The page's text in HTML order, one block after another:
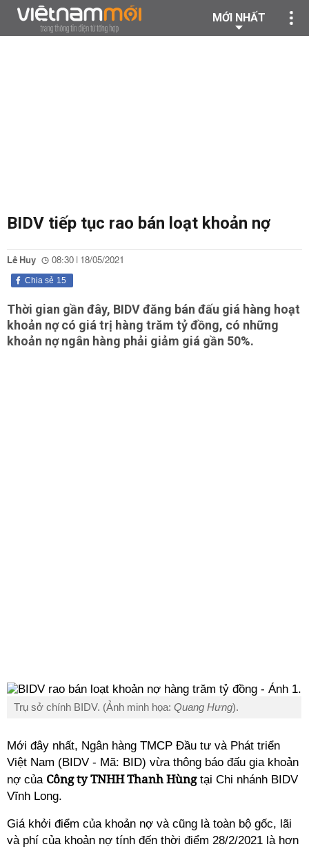
MỚI NHẤT
BIDV tiếp tục rao bán loạt khoản nợ
Lê Huy 08:30 | 18/05/2021
15
Chia sẻ
Thời gian gần đây, BIDV đăng bán đấu giá hàng hoạt
khoản nợ có giá trị hàng trăm tỷ đồng, có những
khoản nợ ngân hàng phải giảm giá gần 50%.
Trụ sở chính BIDV. (Ảnh minh họa: Quang Hưng).
Mới đây nhất, Ngân hàng TMCP Đầu tư và Phát triển
Việt Nam (BIDV - Mã: BID) vừa thông báo đấu gia khoản
nợ của Công ty TNHH Thanh Hùngtại Chi nhánh BIDV
Vĩnh Long.
Giá khởi điểm của khoản nợ và cũng là toàn bộ gốc, lãi
và phí của khoản nợ tính đến thời điểm 28/2/2021 là hơn